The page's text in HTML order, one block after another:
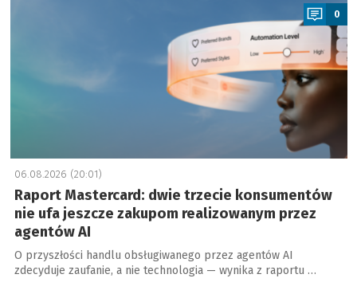
0
06.08.2026 (20:01)
Raport Mastercard: dwie trzecie konsumentów
nie ufa jeszcze zakupom realizowanym przez
agentów AI
O przyszłości handlu obsługiwanego przez agentów AI
zdecyduje zaufanie, a nie technologia — wynika z raportu …